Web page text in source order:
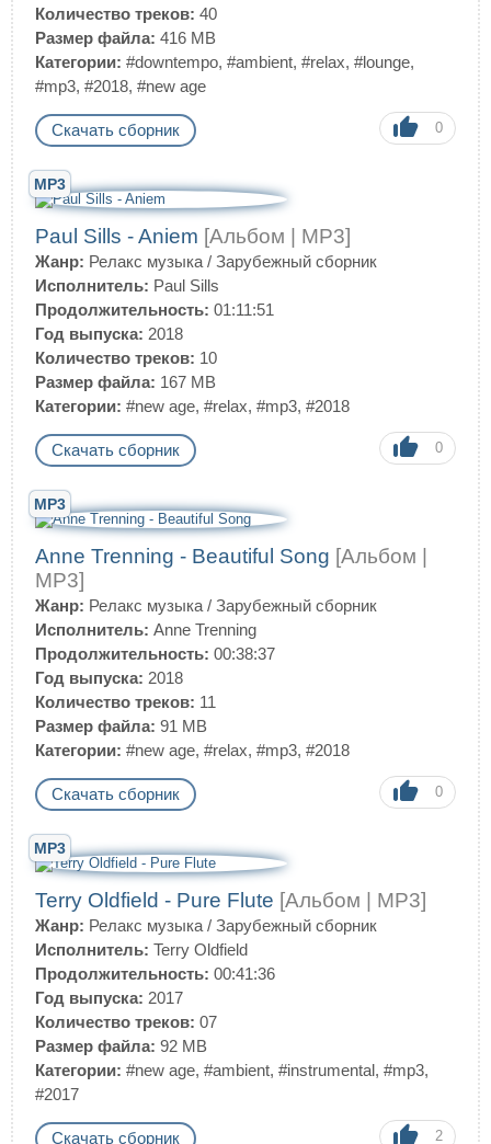
Количество треков: 40
Размер файла: 416 MB
Категории: #downtempo, #ambient, #relax, #lounge,
#mp3, #2018, #new age
Скачать сборник 0
MP3
Paul Sills - Aniem [Альбом | MP3]
Жанр: Релакс музыка / Зарубежный сборник
Исполнитель: Paul Sills
Продолжительность: 01:11:51
Год выпуска: 2018
Количество треков: 10
Размер файла: 167 MB
Категории: #new age, #relax, #mp3, #2018
Скачать сборник 0
MP3
Anne Trenning - Beautiful Song [Альбом |
MP3]
Жанр: Релакс музыка / Зарубежный сборник
Исполнитель: Anne Trenning
Продолжительность: 00:38:37
Год выпуска: 2018
Количество треков: 11
Размер файла: 91 MB
Категории: #new age, #relax, #mp3, #2018
Скачать сборник 0
MP3
Terry Oldfield - Pure Flute [Альбом | MP3]
Жанр: Релакс музыка / Зарубежный сборник
Исполнитель: Terry Oldfield
Продолжительность: 00:41:36
Год выпуска: 2017
Количество треков: 07
Размер файла: 92 MB
Категории: #new age, #ambient, #instrumental, #mp3,
#2017
Скачать сборник 2